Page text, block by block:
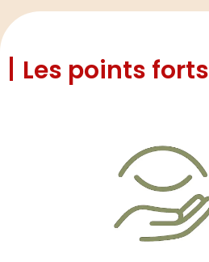
Les points forts